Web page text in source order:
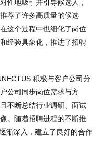
性地吸引并引导候选人，
荐了许多高质量的候选
这个过程中也细化了岗位
经验具象化，推进了招聘
积极与客户公司分
公司同步岗位需求与方
不断总结行业调研、面试
。随着招聘进程的不断推
渐深入，建立了良好的合作